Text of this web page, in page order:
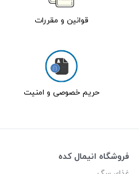
قوانین و مقررات
حریم خصوصی و امنیت
فروشگاه انیمال کده